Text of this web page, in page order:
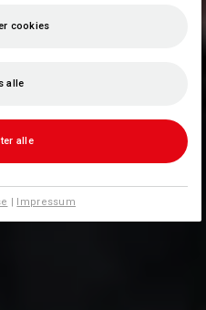
cookies
alle
alle
| Impressum